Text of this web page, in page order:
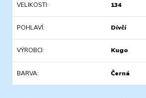
VELIKOSTI 134
POHLAVÍ Dívčí
VÝROBCI Kugo
BARVA Černá